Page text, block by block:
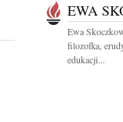
EWA
Ewa
filozofka,
edukacji...